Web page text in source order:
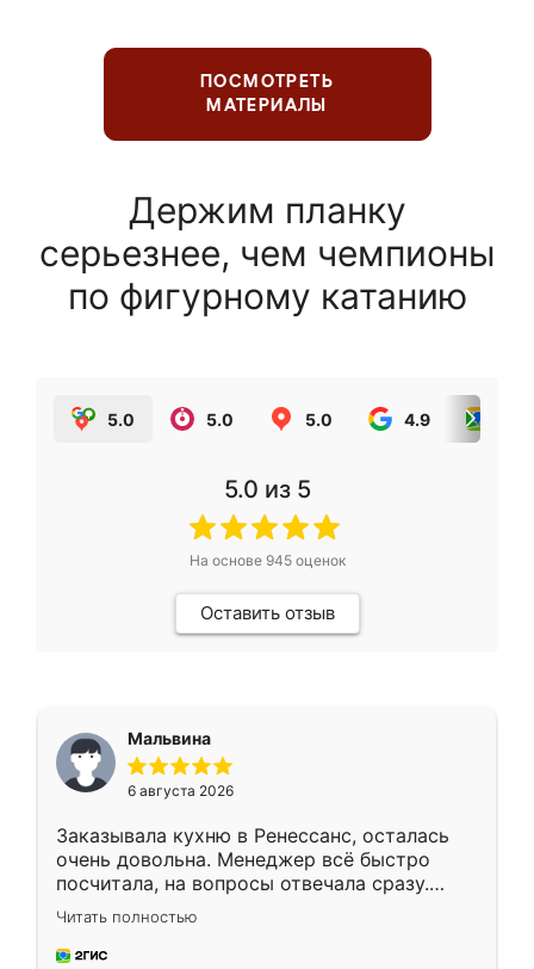
ПОСМОТРЕТЬ
МАТЕРИАЛЫ
Держим планку
серьезнее, чем чемпионы
по фигурному катанию
5.0 5.0 5.0 4.9
5.0 из 5
На основе 945оценок
Оставить отзыв
Мальвина
6 августа 2026
Заказывала кухню в Ренессанс, осталась
очень довольна. Менеджер всё быстро
посчитала, на вопросы отвечала сразу.
Замерщик приехал в субботу, подошёл к
делу со всей ответственностью. Собрали
за день, ребята работали аккуратно, даже
Читать полностью